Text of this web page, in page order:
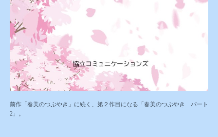
前作「春美のつぶやき」に続く、第２作目になる「春美のつぶやき パート
2」。